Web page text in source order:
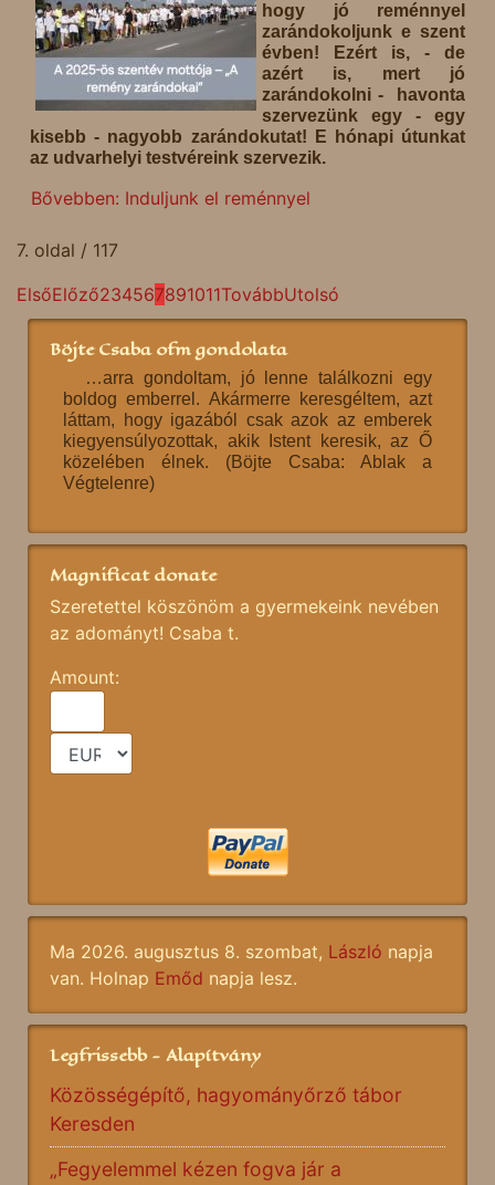
hogy jó reménnyel
zarándokoljunk e szent
évben! Ezért is, - de
azért is, mert jó
zarándokolni - havonta
szervezünk egy - egy
kisebb - nagyobb zarándokutat! E hónapi útunkat
az udvarhelyi testvéreink szervezik.
Bővebben: Induljunk el reménnyel
7. oldal / 117
ElsőElőző234567891011TovábbUtolsó
Böjte Csaba ofm gondolata
…arra gondoltam, jó lenne találkozni egy
boldog emberrel. Akármerre keresgéltem, azt
láttam, hogy igazából csak azok az emberek
kiegyensúlyozottak, akik Istent keresik, az Ő
közelében élnek. (Böjte Csaba: Ablak a
Végtelenre)
Magnificat donate
Szeretettel köszönöm a gyermekeink nevében
az adományt! Csaba t.
Amount:
Ma 2026. augusztus 8. szombat, László napja
van. Holnap Emőd napja lesz.
Legfrissebb - Alapítvány
Közösségépítő, hagyományőrző tábor
Keresden
„Fegyelemmel kézen fogva jár a